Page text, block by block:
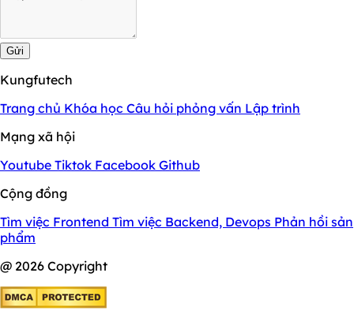
Gửi
Kungfutech
Trang chủ Khóa học Câu hỏi phỏng vấn Lập trình
Mạng xã hội
Youtube Tiktok Facebook Github
Cộng đồng
Tìm việc Frontend Tìm việc Backend, Devops Phản hồi sản
phẩm
@ 2026 Copyright